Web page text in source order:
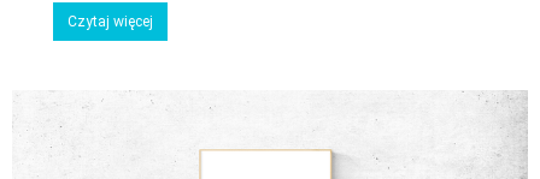
Czytaj więcej